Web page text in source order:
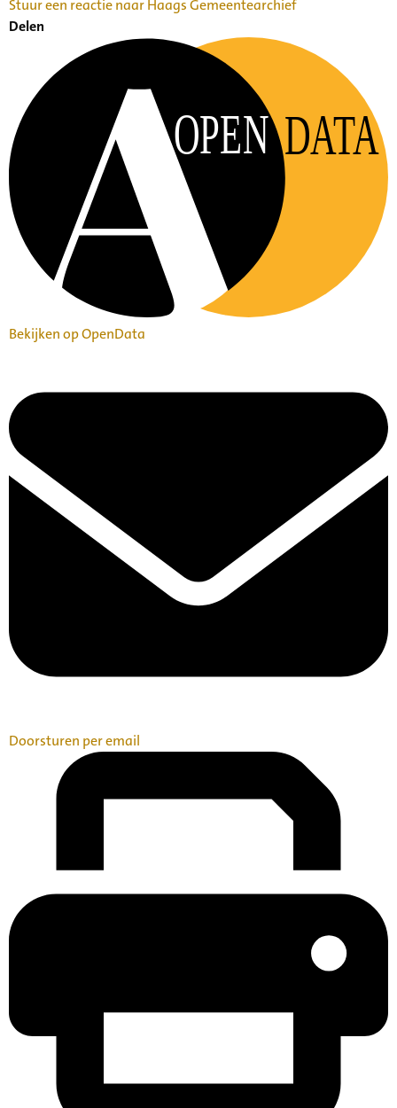
Stuur een reactie naar Haags Gemeentearchief
Delen
OPEN DATA
Bekijken op OpenData
Doorsturen per email